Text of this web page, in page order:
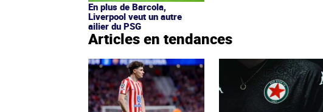
En plus de Barcola,
Liverpool veut un autre
ailier du PSG
Articles en tendances